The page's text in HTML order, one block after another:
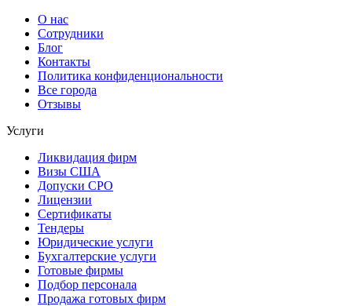
О нас
Сотрудники
Блог
Контакты
Политика конфиденциональности
Все города
Отзывы
Услуги
Ликвидация фирм
Визы США
Допуски СРО
Лицензии
Сертификаты
Тендеры
Юридические услуги
Бухгалтерские услуги
Готовые фирмы
Подбор персонала
Продажа готовых фирм